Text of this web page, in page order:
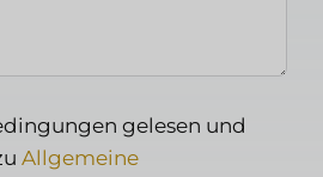
gelesen und
Allgemeine